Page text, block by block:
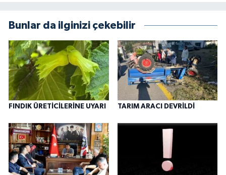
Bunlar da ilginizi çekebilir
FINDIK ÜRETİCİLERİNE UYARI TARIM ARACI DEVRİLDİ